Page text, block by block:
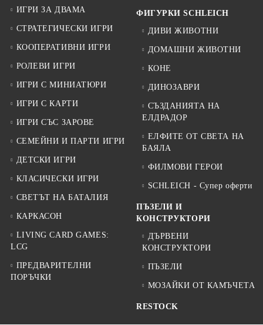
ИГРИ ЗА ДВАМА
СТРАТЕГИЧЕСКИ ИГРИ
КООПЕРАТИВНИ ИГРИ
РОЛЕВИ ИГРИ
ИГРИ С МИНИАТЮРИ
ИГРИ С КАРТИ
ИГРИ СЪС ЗАРОВЕ
СЕМЕЙНИ И ПАРТИ ИГРИ
ДЕТСКИ ИГРИ
КЛАСИЧЕСКИ ИГРИ
СВЕТЪТ НА БАТАЛИЯ
КАРКАСОН
LIVING CARD GAMES:
LCG
ПРЕДВАРИТЕЛНИ
ПОРЪЧКИ
ФИГУРКИ SCHLEICH
ДИВИ ЖИВОТНИ
ДОМАШНИ ЖИВОТНИ
КОНЕ
ДИНОЗАВРИ
СЪЗДАНИЯТА НА
ЕЛДРАДОР
ЕЛФИТЕ ОТ СВЕТА НА
БАЯЛА
ФИЛМОВИ ГЕРОИ
SCHLEICH - Супер оферти
ПЪЗЕЛИ И
КОНСТРУКТОРИ
ДЪРВЕНИ
КОНСТРУКТОРИ
ПЪЗЕЛИ
МОЗАЙКИ ОТ КАМЪЧЕТА
RESTOCK